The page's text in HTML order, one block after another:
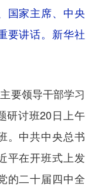
国家主席、中央
要讲话。新华社
要领导干部学习
研讨班20日上午
。中共中央总书
平在开班式上发
的二十届四中全